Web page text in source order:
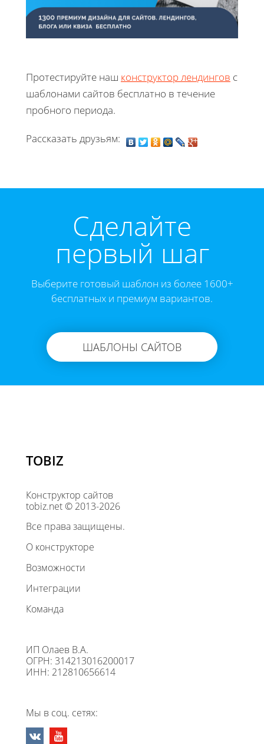
Протестируйте наш конструктор лендингов с
шаблонами сайтов бесплатно в течение
пробного периода.
Рассказать друзьям:
Cделайте
первый шаг
Выберите готовый шаблон из более 1600+
бесплатных и премиум вариантов.
ШАБЛОНЫ САЙТОВ
TOBIZ
Конструктор сайтов
tobiz.net © 2013-2026
Все права защищены.
О конструкторе
Возможности
Интеграции
Команда
ИП Олаев В.А.
ОГРН: 314213016200017
ИНН: 212810656614
Мы в соц. сетях: